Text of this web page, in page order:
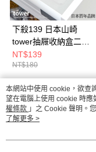
下殺139 日本山崎
tower抽屜收納盒二入
組-S(白)/小物收納盒/
多功能收納盒/居家收
納
NT$139
NT$180
熱門標籤
本網站中使用 cookie，欲查
望在電腦上使用 cookie 時應
權條款 」之 Cookie 聲明。
用條款之 Cookie 聲明使用
了解更多 >